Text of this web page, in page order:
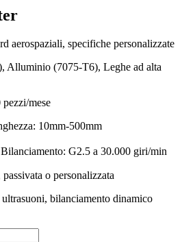
aerospaziali, specifiche personalizzate
Alluminio (7075-T6), Leghe ad alta
mese
10mm-500mm
G2.5 a 30.000 giri/min
o personalizzata
bilanciamento dinamico